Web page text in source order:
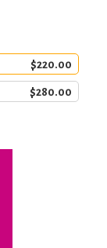
$220.00
$280.00